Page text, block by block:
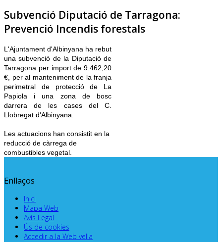
Subvenció Diputació de Tarragona:
Prevenció Incendis forestals
L'Ajuntament d'Albinyana ha rebut
una subvenció de la Diputació de
Tarragona per import de 9.462,20
€, per al manteniment de la franja
perimetral de protecció de La
Papiola i una zona de bosc
darrera de les cases del C.
Llobregat d'Albinyana.
Les actuacions han consistit en la
reducció de càrrega de
combustibles vegetal.
Enllaços
Inici
Mapa Web
Avís Legal
Ús de cookies
Accedir a la Web vella